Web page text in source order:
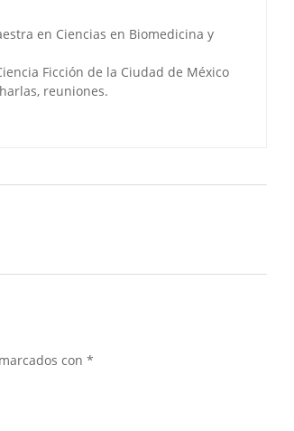
en Ciencias en Biomedicina y
Ficción de la Ciudad de México
reuniones.
con *